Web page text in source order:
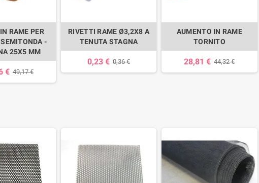
RAME PER
-
25X5 MM
€ 49,17 €
RIVETTI RAME Ø3,2X8 A
TENUTA STAGNA
0,23 € 0,36 €
AUMENTO IN RAME
TORNITO
28,81 € 44,32 €